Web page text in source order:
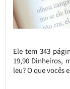
Ele tem 343
19,90 Dinheiros,
leu? O que vocês